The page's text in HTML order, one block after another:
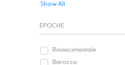
Show All
EPOCHE
Rinascimentale
Barocco